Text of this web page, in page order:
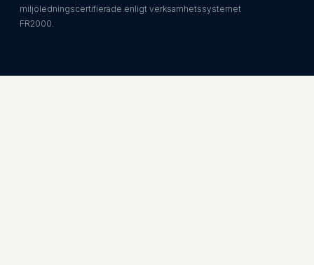
miljöledningscertifierade enligt verksamhetssystemet
FR2000.